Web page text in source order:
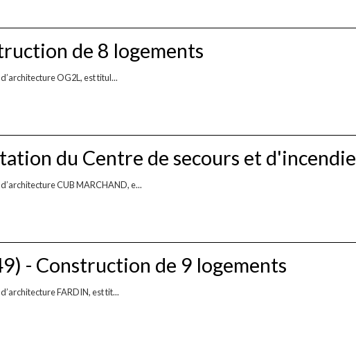
de 8 logements
OG2L, est titul...
du Centre de secours et d'incendie
CUB MARCHAND, e...
- Construction de 9 logements
FARDIN, est tit...